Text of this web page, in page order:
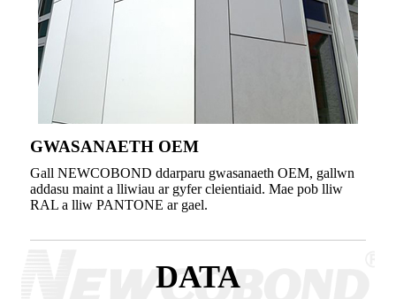
GWASANAETH OEM
Gall NEWCOBOND ddarparu gwasanaeth OEM, gallwn
addasu maint a lliwiau ar gyfer cleientiaid. Mae pob lliw
RAL a lliw PANTONE ar gael.
DATA